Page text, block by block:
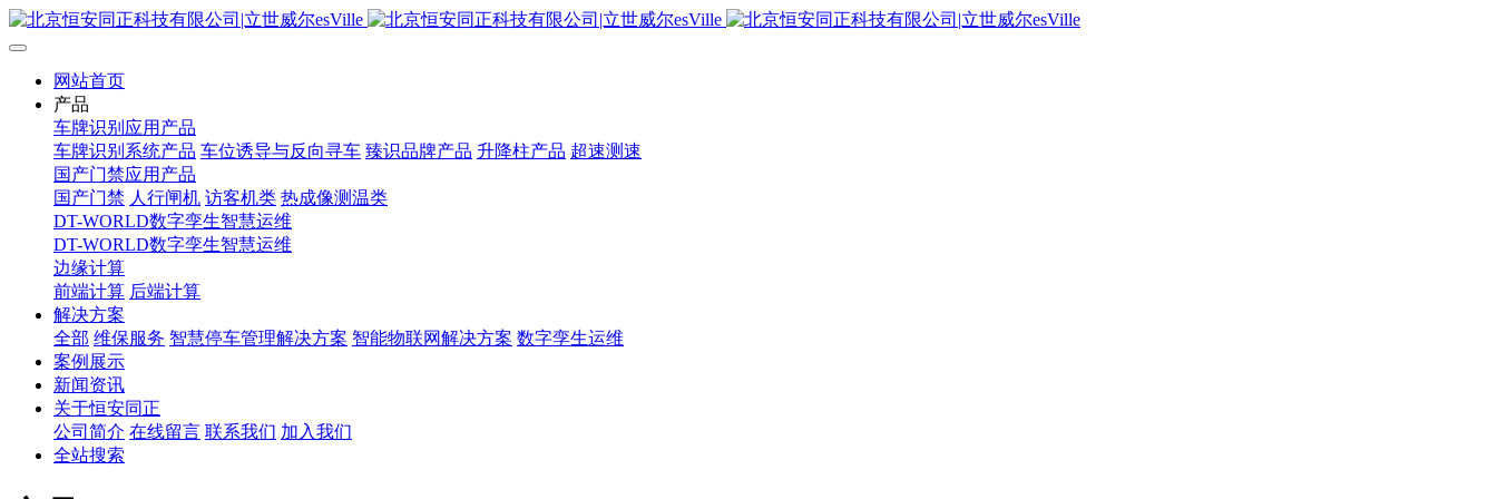
网站首页
产品
车牌识别应用产品
车牌识别系统产品 车位诱导与反向寻车 臻识品牌产品 升降柱产品 超速测速
国产门禁应用产品
国产门禁 人行闸机 访客机类 热成像测温类
DT-WORLD数字孪生智慧运维
DT-WORLD数字孪生智慧运维
边缘计算
前端计算 后端计算
解决方案
全部 维保服务 智慧停车管理解决方案 智能物联网解决方案 数字孪生运维
案例展示
新闻资讯
关于恒安同正
公司简介 在线留言 联系我们 加入我们
全站搜索